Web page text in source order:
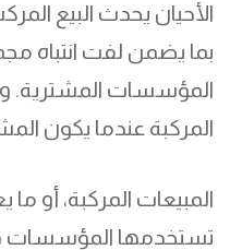
الأحيان يحدث البيع
بما يضمن لفت انتباه
المؤسسات المشترية.
المركبة عندما يكون
المبيعات المركبة، أو
تستخدمها المؤسسات في